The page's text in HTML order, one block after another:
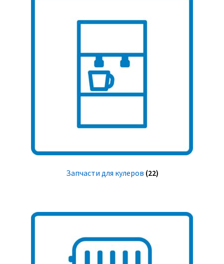
Запчасти для кулеров (22)